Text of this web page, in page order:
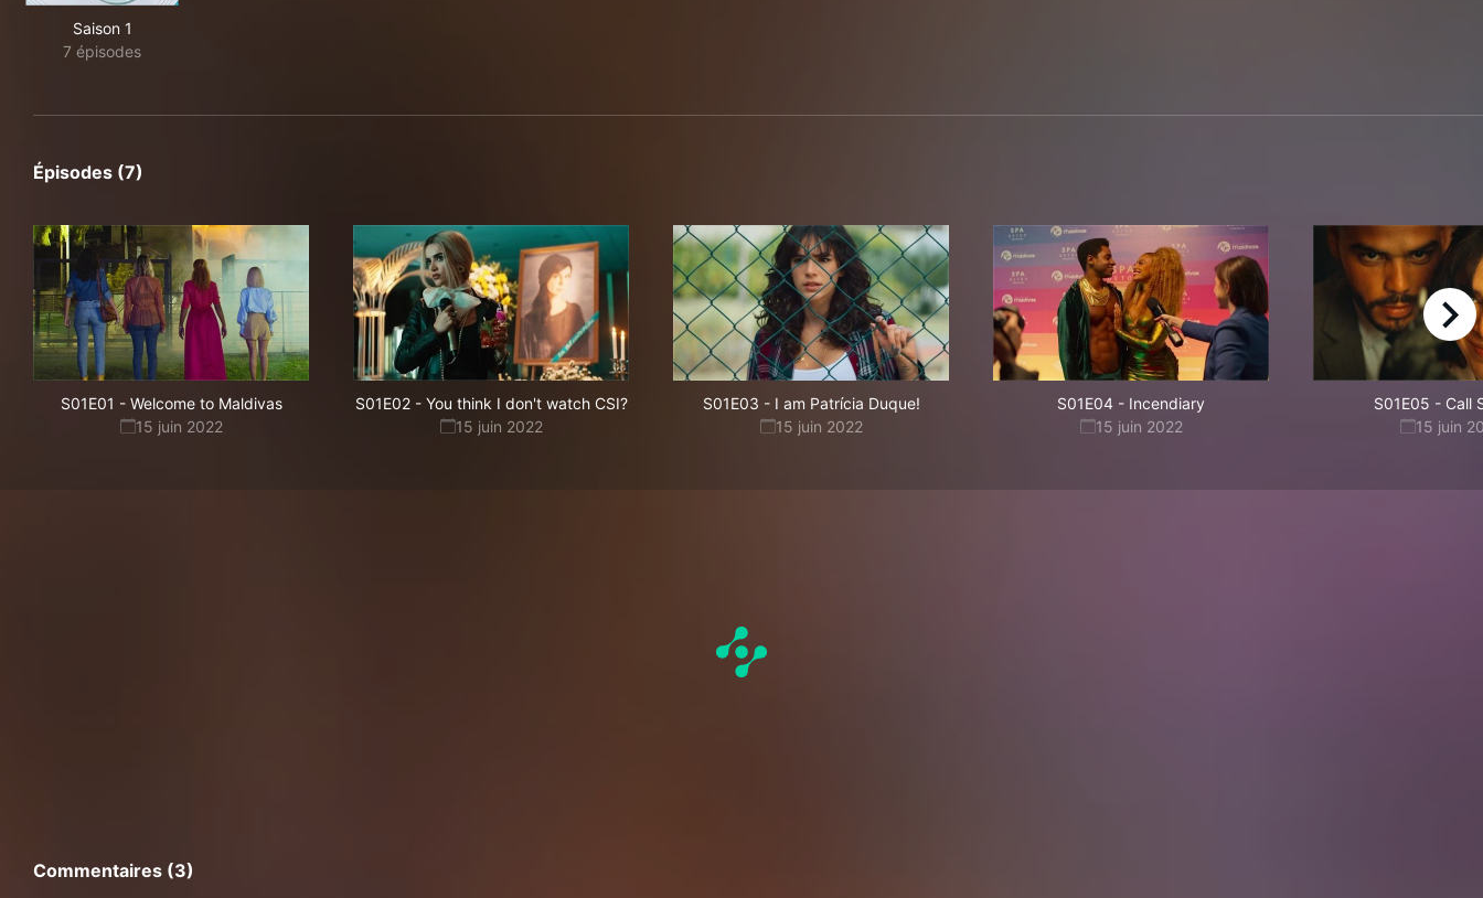
Saison 1
7 épisodes
Épisodes (7)
S01E01 - Welcome to Maldivas
15 juin 2022
S01E02- You think I don't watch CSI?
15 juin 2022
S01E03 - I am Patrícia Duque!
15 juin 2022
S01E04 - Incendiary
15 juin 2022
S01E05 - Call
15 juin
right
Commentaires (3)